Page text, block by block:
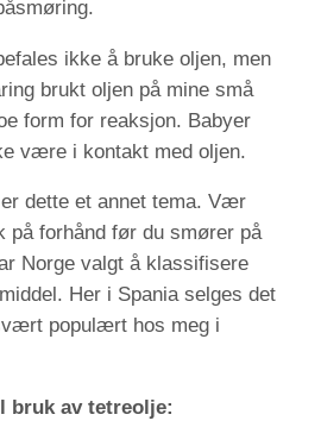
ikke å bruke oljen, men
brukt oljen på mine små
form for reaksjon. Babyer
være i kontakt med oljen.
dette et annet tema. Vær
på forhånd før du smører på
Norge valgt å klassifisere
Her i Spania selges det
populært hos meg i
bruk av tetreolje: